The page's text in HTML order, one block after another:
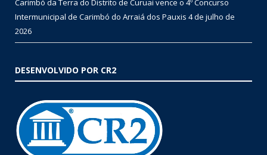
Carimbó da Terra do Distrito de Curuai vence o 4º Concurso
Intermunicipal de Carimbó do Arraiá dos Pauxis 4 de julho de
2026
DESENVOLVIDO POR CR2